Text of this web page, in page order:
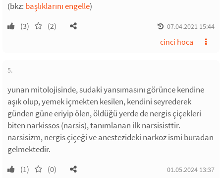
(bkz: başlıklarını engelle)
(3) (2) 07.04.2021 15:44
cinci hoca
5.
yunan mitolojisinde, sudaki yansımasını görünce kendine
aşık olup, yemek içmekten kesilen, kendini seyrederek
günden güne eriyip ölen, öldüğü yerde de nergis çiçekleri
biten narkissos (narsis), tanımlanan ilk narsisisttir.
narsisizm, nergis çiçeği ve anestezideki narkoz ismi buradan
gelmektedir.
(1) (0) 01.05.2024 13:37